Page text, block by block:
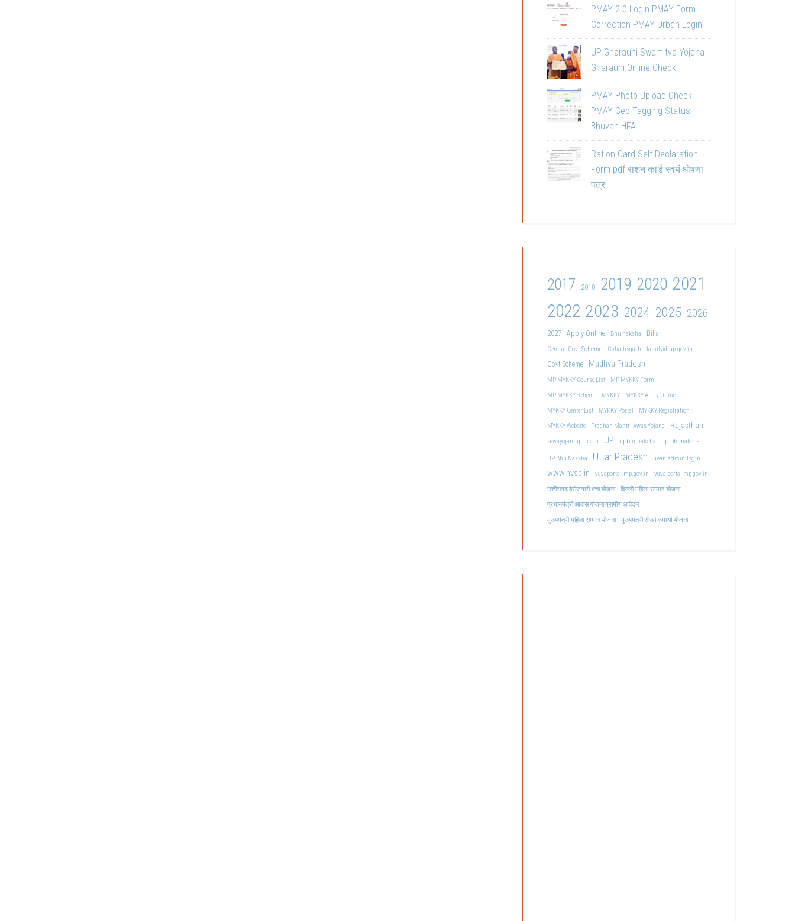
PMAY 2.0 Login PMAY Form
Correction PMAY Urban Login
UP Gharauni Swamitva Yojana
Gharauni Online Check
PMAY Photo Upload Check
PMAY Geo Tagging Status
Bhuvan HFA
Ration Card Self Declaration
Form pdf राशन कार्ड स्वयं घोषणा
पत्र
2017 2018 2019 2020 2021
2022 2023 2024 2025 2026
2027 Apply Online Bhu naksha
Bihar
Central Govt Scheme
Chhattisgarh familyid.up.gov.in
Govt Scheme Madhya Pradesh
MP MYKKY Course List
MP MYKKY Form
MP MYKKY Scheme
MYKKY
MYKKY Apply Online
MYKKY Center List
MYKKY Portal
MYKKY Registration
MYKKY Website
Pradhan Mantri Awas Yojana Rajasthan
sewayojan.up.nic.in UP upbhunaksha up bhunaksha
UP Bhu Naksha Uttar Pradesh uwin admin login
www.nvsp.in yuvaportal.mp.gov.in
yuva portal mp gov.in
छत्तीसगढ़ बेरोजगारी भत्ता योजना
दिल्ली महिला सम्मान योजना
प्रधानमंत्री आवास योजना ग्रामीण आवेदन
मुख्यमंत्री महिला सम्मान योजना मुख्यमंत्री सीखो कमाओ योजना